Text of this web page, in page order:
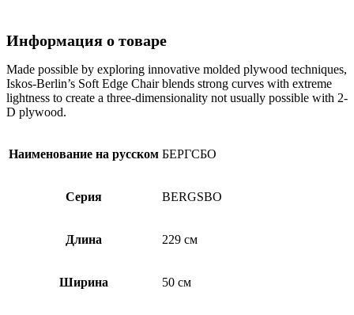
Информация о товаре
Made possible by exploring innovative molded plywood techniques,
Iskos-Berlin’s Soft Edge Chair blends strong curves with extreme
lightness to create a three-dimensionality not usually possible with 2-
D plywood.
Наименование на русском БЕРГСБО
Серия BERGSBO
Длина 229 см
Ширина 50 см